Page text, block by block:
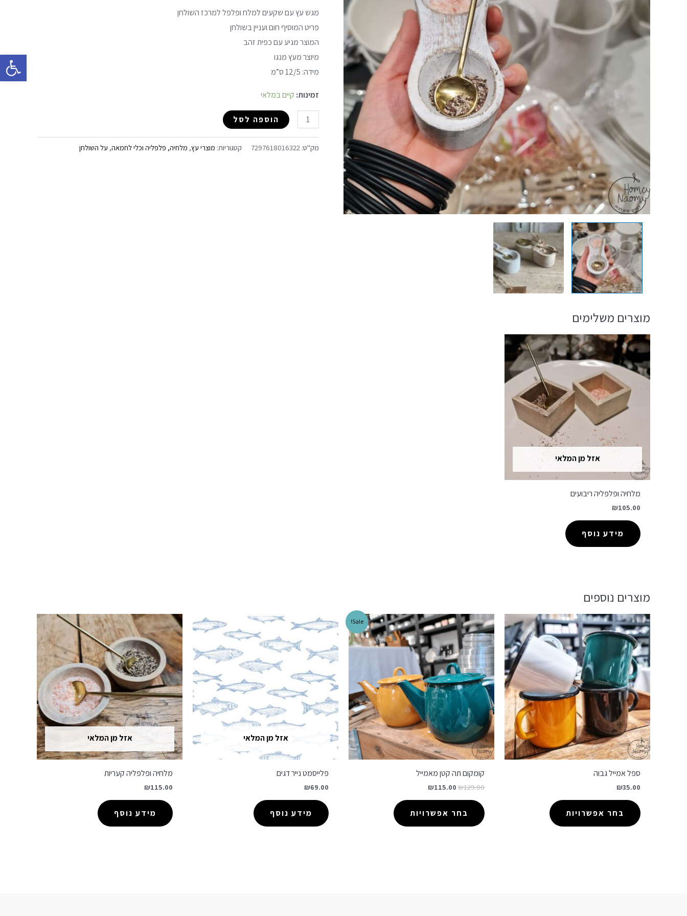
פתח
מגש עץ עם שקעים למלח ופלפל למרכז השולחן
פריט המוסיף חום ועניין בשולחן
המוצר מגיע עם כפית זהב
מיוצר מעץ מנגו
מידה: 12/5 ס”מ
זמינות: קיים במלאי
הוספה לסל
מק"ט: 7297618016322 קטגוריות: מוצרי עץ, מלחיה, פלפליה וכלי לחמאה, על השולחן
מוצרים משלימים
אזל מן המלאי
מלחיה ופלפליה ריבועים
₪105.00
מידע נוסף
מוצרים נוספים
ספל אמייל גבוה
₪35.00
בחר אפשרויות
Sale!
קומקום תה קטן מאמייל
₪129.00
₪115.00
בחר אפשרויות
אזל מן המלאי
פלייסמט נייר דגים
₪69.00
מידע נוסף
אזל מן המלאי
מלחיה ופלפליה קעריות
₪115.00
מידע נוסף